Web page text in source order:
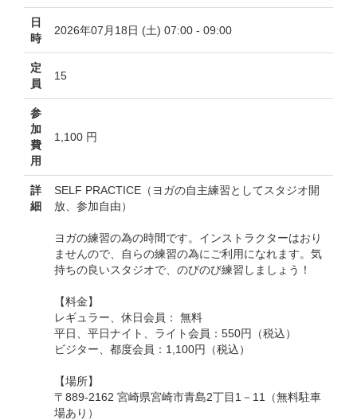
日
時
2026年07月18日 (土) 07:00 - 09:00
定
員
15
参
加
費
用
1,100 円
詳
細
SELF PRACTICE（ヨガの自主練習としてスタジオ開
放、参加自由）
ヨガの練習の為の時間です。インストラクターはおり
ませんので、自らの練習の為にご利用になれます。気
持ちの良いスタジオで、のびのび練習しましょう！
【料金】
レギュラー、休日会員： 無料
平日、平日ナイト、ライト会員：550円（税込）
ビジター、都度会員：1,100円（税込）
【場所】
〒889-2162 宮崎県宮崎市青島2丁目1－11（無料駐車
場あり）